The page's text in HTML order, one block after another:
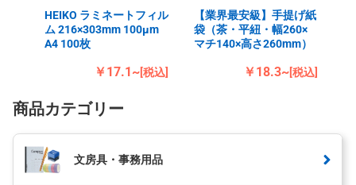
HEIKO ラミネートフィル
ム 216×303mm 100μm
A4 100枚
￥17.1~[税込]
【業界最安級】手提げ紙
袋（茶・平紐・幅260×
マチ140×高さ260mm）
￥18.3~[税込]
商品カテゴリー
文房具・事務用品